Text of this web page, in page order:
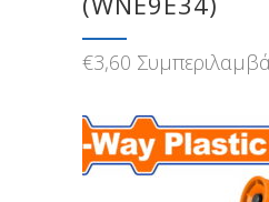
€3,60